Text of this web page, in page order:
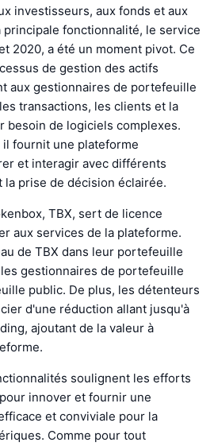
investisseurs, aux fonds et aux
fonctionnalité, le service
2020, a été un moment pivot. Ce
de gestion des actifs
aux gestionnaires de portefeuille
transactions, les clients et la
besoin de logiciels complexes.
fournit une plateforme
et interagir avec différents
prise de décision éclairée.
TBX, sert de licence
aux services de la plateforme.
de TBX dans leur portefeuille
gestionnaires de portefeuille
public. De plus, les détenteurs
d'une réduction allant jusqu'à
ajoutant de la valeur à
soulignent les efforts
innover et fournir une
et conviviale pour la
Comme pour tout